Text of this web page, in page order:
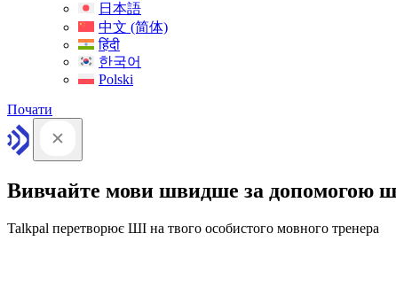
日本語
中文 (简体)
हिंदी
한국어
Polski
Почати
Вивчайте мови швидше за допомогою
Talkpal перетворює ШІ на твого особистого мовного тренера